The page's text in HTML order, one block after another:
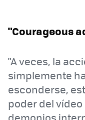
"Courageous
"A veces, la
simplemente
esconderse,
poder del